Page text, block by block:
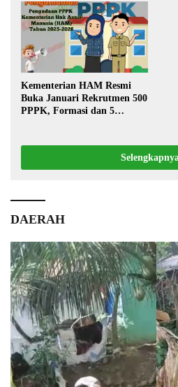
Warga
Kementerian HAM Resmi
Buka Januari Rekrutmen 500
PPPK, Formasi dan 5
DAERAH